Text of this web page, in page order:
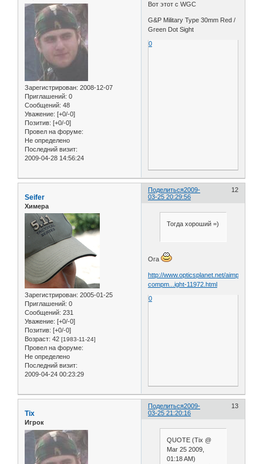
Зарегистрирован: 2008-12-07
Приглашений: 0
Сообщений: 48
Уважение: [+0/-0]
Позитив: [+0/-0]
Провел на форуме:
Не определено
Последний визит:
2009-04-28 14:56:24
Вот этот с WGC
G&P Military Type 30mm Red /
Green Dot Sight
0
Поделиться 12
2009-
03-25 20:29:56
Seifer
Химера
Зарегистрирован: 2005-01-25
Приглашений: 0
Сообщений: 231
Уважение: [+0/-0]
Позитив: [+0/-0]
Возраст: 42 [1983-11-24]
Провел на форуме:
Не определено
Последний визит:
2009-04-24 00:23:29
Тогда хороший =)
Ога
http://www.opticsplanet.net/aimpoint-
compm...ight-11972.html
0
Поделиться 13
2009-
03-25 21:20:16
Tix
Игрок
QUOTE (Tix @
Mar 25 2009,
01:18 AM)